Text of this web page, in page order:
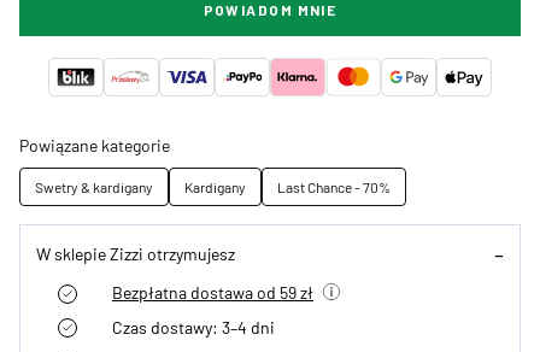
POWIADOM MNIE
Powiązane kategorie
Swetry & kardigany Kardigany Last Chance - 70%
W sklepie Zizzi otrzymujesz
Bezpłatna dostawa od 59 zł
Czas dostawy: 3–4 dni